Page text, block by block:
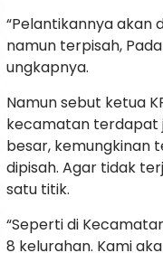
“Pelantikannya akan
namun terpisah,
ungkapnya.
Namun sebut ketua
kecamatan terdapat
besar, kemungkinan
dipisah. Agar tidak
satu titik.
“Seperti di
8 kelurahan. Kami